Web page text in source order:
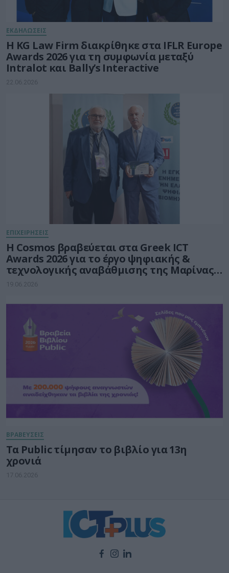
ΕΚΔΗΛΩΣΕΙΣ
Η KG Law Firm διακρίθηκε στα IFLR Europe
Awards 2026 για τη συμφωνία μεταξύ
Intralot και Bally’s Interactive
22.06.2026
ΕΠΙΧΕΙΡΗΣΕΙΣ
Η Cosmos βραβεύεται στα Greek ICT
Awards 2026 για το έργο ψηφιακής &
τεχνολογικής αναβάθμισης της Μαρίνας
Φλοίσβου
19.06.2026
ΒΡΑΒΕΥΣΕΙΣ
Τα Public τίμησαν το βιβλίο για 13η
χρονιά
17.06.2026